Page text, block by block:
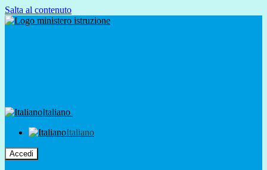
Salta al contenuto
Italiano
Italiano
Accedi